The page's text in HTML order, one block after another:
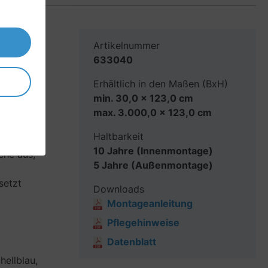
aus,
Artikelnummer
633040
Erhältlich in den Maßen (BxH)
min. 30,0 x 123,0 cm
max. 3.000,0 x 123,0 cm
Haltbarkeit
10 Jahre (Innenmontage)
5 Jahre (Außenmontage)
Downloads
Montageanleitung
Pflegehinweise
Datenblatt